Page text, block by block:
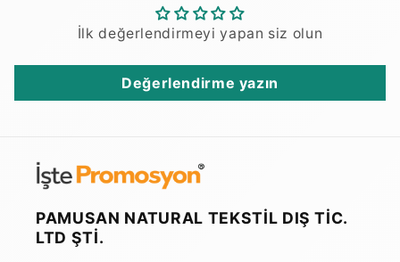
İlk değerlendirmeyi yapan siz olun
Değerlendirme yazın
PAMUSAN NATURAL TEKSTİL DIŞ TİC.
LTD ŞTİ.